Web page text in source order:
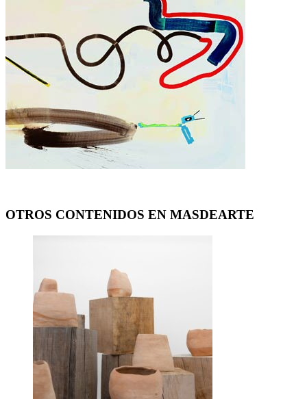
OTROS CONTENIDOS EN MASDEARTE